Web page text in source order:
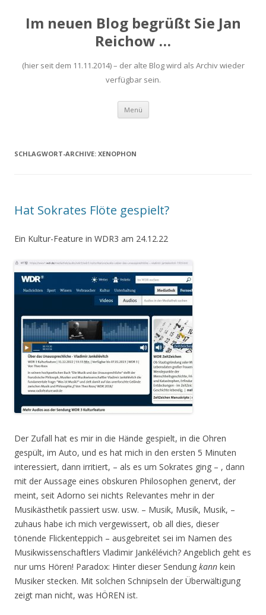
Im neuen Blog begrüßt Sie Jan
Reichow …
(hier seit dem 11.11.2014) – der alte Blog wird als Archiv wieder
verfügbar sein.
Menü Zum
springen
SCHLAGWORT-ARCHIVE: XENOPHON
Hat Sokrates Flöte gespielt?
Ein Kultur-Feature in WDR3 am 24.12.22
Der Zufall hat es mir in die Hände gespielt, in die Ohren
gespült, im Auto, und es hat mich in den ersten 5 Minuten
interessiert, dann irritiert, – als es um Sokrates ging – , dann
mit der Aussage eines obskuren Philosophen genervt, der
meint, seit Adorno sei nichts Relevantes mehr in der
Musikästhetik passiert usw. usw. – Musik, Musik, Musik, –
zuhaus habe ich mich vergewissert, ob all dies, dieser
tönende Flickenteppich – ausgebreitet sei im Namen des
Musikwissenschaftlers Vladimir Jankélévich? Angeblich geht es
nur ums Hören! Paradox: Hinter dieser Sendung kann kein
Musiker stecken. Mit solchen Schnipseln der Überwältigung
zeigt man nicht, was HÖREN ist.